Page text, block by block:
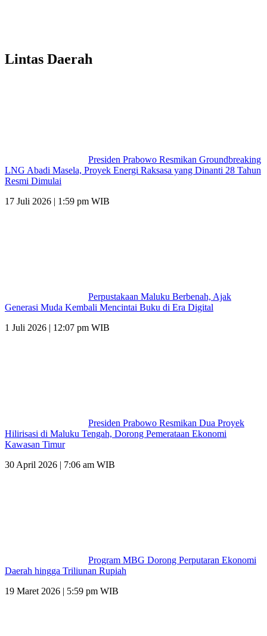
Lintas Daerah
Presiden Prabowo Resmikan Groundbreaking
LNG Abadi Masela, Proyek Energi Raksasa yang Dinanti 28 Tahun
Resmi Dimulai
17 Juli 2026 | 1:59 pm WIB
Perpustakaan Maluku Berbenah, Ajak
Generasi Muda Kembali Mencintai Buku di Era Digital
1 Juli 2026 | 12:07 pm WIB
Presiden Prabowo Resmikan Dua Proyek
Hilirisasi di Maluku Tengah, Dorong Pemerataan Ekonomi
Kawasan Timur
30 April 2026 | 7:06 am WIB
Program MBG Dorong Perputaran Ekonomi
Daerah hingga Triliunan Rupiah
19 Maret 2026 | 5:59 pm WIB